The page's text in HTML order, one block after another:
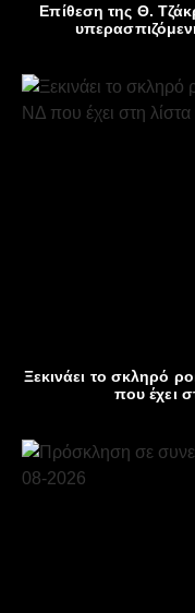
Επίθεση της Θ.
Ξεκινάει το σκληρό
που έχει